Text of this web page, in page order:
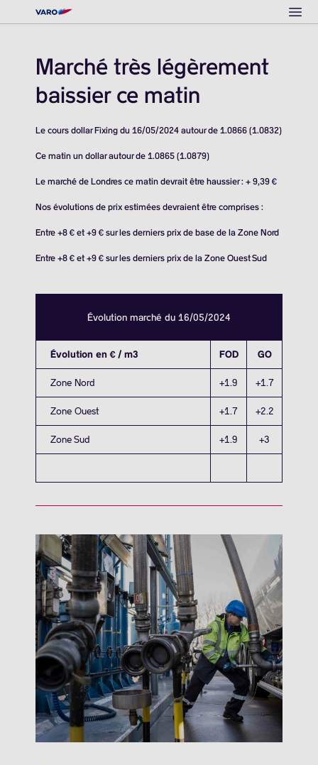
Marché très légèrement
baissier ce matin
Le cours dollar Fixing du 16/05/2024 autour de 1.0866 (1.0832)
Ce matin un dollar autour de 1.0865 (1.0879)
Le marché de Londres ce matin devrait être haussier : + 9,39 €
Nos évolutions de prix estimées devraient être comprises :
Entre +8 € et +9 € sur les derniers prix de base de la Zone Nord
Entre +8 € et +9 € sur les derniers prix de la Zone Ouest Sud
Évolution marché du 16/05/2024
Évolution en € / m3 FOD GO
Zone Nord +1.9 +1.7
Zone Ouest +1.7 +2.2
Zone Sud +1.9 +3